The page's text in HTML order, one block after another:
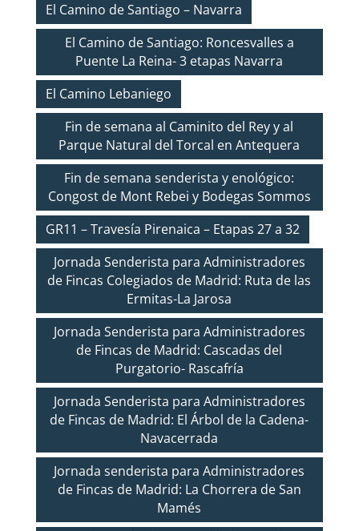
El Camino de Santiago – Navarra
El Camino de Santiago: Roncesvalles a
Puente La Reina- 3 etapas Navarra
El Camino Lebaniego
Fin de semana al Caminito del Rey y al
Parque Natural del Torcal en Antequera
Fin de semana senderista y enológico:
Congost de Mont Rebei y Bodegas Sommos
GR11 – Travesía Pirenaica – Etapas 27 a 32
Jornada Senderista para Administradores
de Fincas Colegiados de Madrid: Ruta de las
Ermitas-La Jarosa
Jornada Senderista para Administradores
de Fincas de Madrid: Cascadas del
Purgatorio- Rascafría
Jornada Senderista para Administradores
de Fincas de Madrid: El Árbol de la Cadena-
Navacerrada
Jornada senderista para Administradores
de Fincas de Madrid: La Chorrera de San
Mamés